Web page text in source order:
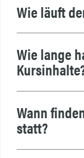
Wie läuft
Wie lange
Wann
statt?